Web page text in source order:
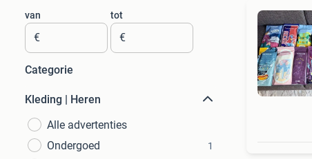
van
€
tot
€
Categorie
Kleding | Heren
Alle advertenties
Ondergoed
1